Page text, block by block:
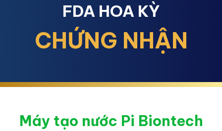
FDA HOA KỲ
CHỨNG NHẬN
Máy tạo nước Pi Biontech